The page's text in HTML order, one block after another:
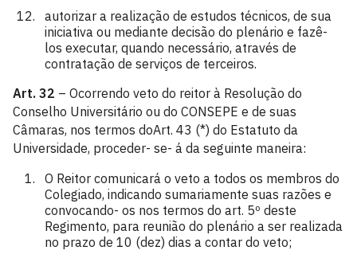
autorizar a realização de estudos técnicos, de sua
iniciativa ou mediante decisão do plenário e fazê-
los executar, quando necessário, através de
contratação de serviços de terceiros.
Art. 32 – Ocorrendo veto do reitor à Resolução do
Conselho Universitário ou do CONSEPE e de suas
Câmaras, nos termos doArt. 43 (*) do Estatuto da
Universidade, proceder- se- á da seguinte maneira:
O Reitor comunicará o veto a todos os membros do
Colegiado, indicando sumariamente suas razões e
convocando- os nos termos do art. 5º deste
Regimento, para reunião do plenário a ser realizada
no prazo de 10 (dez) dias a contar do veto;